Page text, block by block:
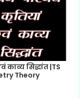
सिद्धांत |TS
Theory